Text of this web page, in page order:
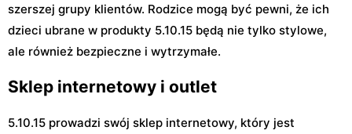
szerszej grupy klientów. Rodzice mogą być pewni, że ich
dzieci ubrane w produkty 5.10.15 będą nie tylko stylowe,
ale również bezpieczne i wytrzymałe.
Sklep internetowy i outlet
5.10.15 prowadzi swój sklep internetowy, który jest